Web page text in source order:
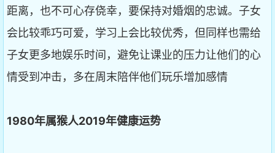
距离，也不可心存侥幸，要保持对婚烟的忠诚。子女
会比较乖巧可爱，学习上会比较优秀，但同样也需给
子女更多地娱乐时间，避免让课业的压力让他们的心
情受到冲击，多在周末陪伴他们玩乐增加感情
1980年属猴人2019年健康运势